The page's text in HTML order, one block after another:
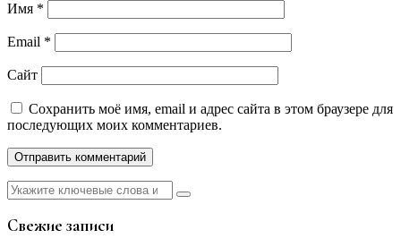
Имя *
Email *
Сайт
Сохранить моё имя, email и адрес сайта в этом браузере для
последующих моих комментариев.
Найти:
Свежие записи